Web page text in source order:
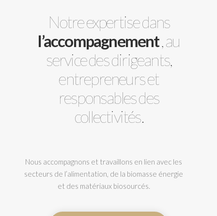
Notre expertise dans
l’accompagnement, au
service des dirigeants,
entrepreneurs et
responsables des
collectivités.
Nous accompagnons et travaillons en lien avec les
secteurs de l’alimentation, de la biomasse énergie
et des matériaux biosourcés.